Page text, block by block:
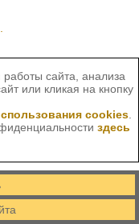
сайта, анализа
или кликая на кнопку
cookies.
здесь